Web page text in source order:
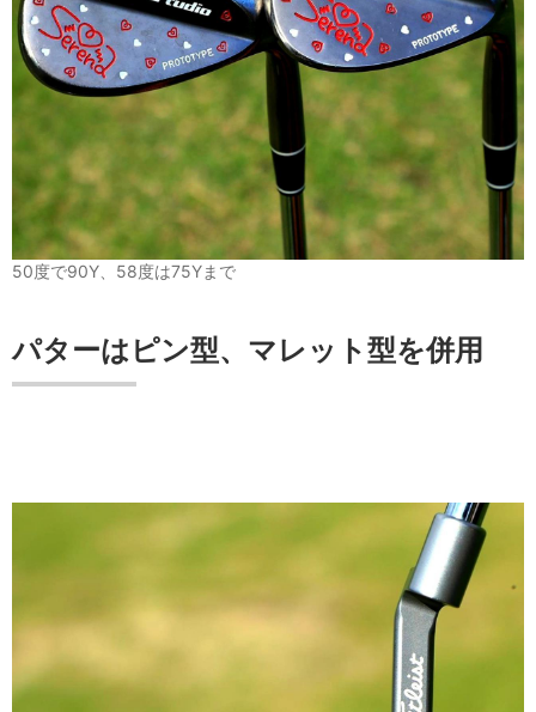
50度で90Y、58度は75Yまで
パターはピン型、マレット型を併用